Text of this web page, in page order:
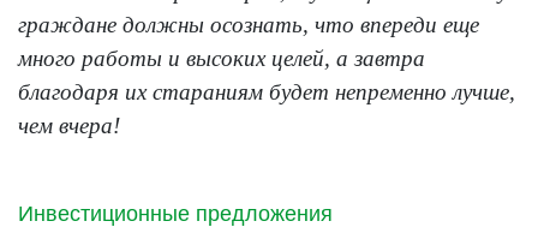
Инвестиционные предложения
граждане должны осознать, что впереди еще
много работы и высоких целей, а завтра
благодаря их стараниям будет непременно лучше,
чем вчера!